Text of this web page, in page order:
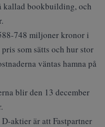
kallad bookbuilding, och
748 miljoner kronor i
som sätts och hur stor
väntas hamna på
blir den 13 december
aktier är att Fastpartner